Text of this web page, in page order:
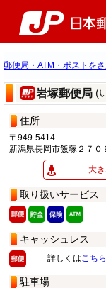
郵便局・ATM・ポストを
岩塚郵便局 (
住所
〒949-5414
新潟県長岡市飯塚２７０
大
取り扱いサービス
キャッシュレス
詳しくはこちら
駐車場